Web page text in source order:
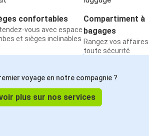
confortables
vous avec espace
et sièges inclinables
Compartiment à
bagages
Rangez vos affaires
toute sécurité
voyage en notre compagnie ?
plus sur nos services